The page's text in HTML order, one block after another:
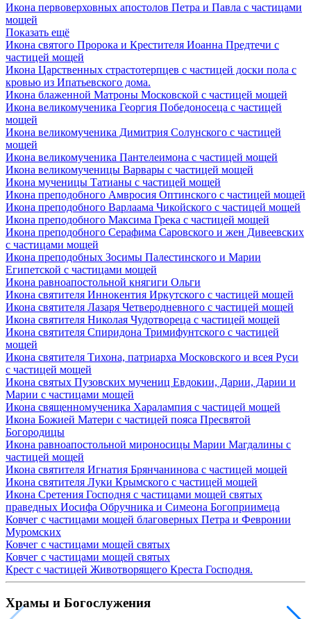
Икона первоверховных апостолов Петра и Павла с частицами
мощей
Показать ещё
Икона святого Пророка и Крестителя Иоанна Предтечи с
частицей мощей
Икона Царственных страстотерпцев с частицей доски пола с
кровью из Ипатьевского дома.
Икона блаженной Матроны Московской с частицей мощей
Икона великомученика Георгия Победоносеца с частицей
мощей
Икона великомученика Димитрия Солунского с частицей
мощей
Икона великомученика Пантелеимона с частицей мощей
Икона великомученицы Варвары с частицей мощей
Икона мученицы Татианы с частицей мощей
Икона преподобного Амвросия Оптинского с частицей мощей
Икона преподобного Варлаама Чикойского с частицей мощей
Икона преподобного Максима Грека с частицей мощей
Икона преподобного Серафима Саровского и жен Дивеевских
с частицами мощей
Икона преподобных Зосимы Палестинского и Марии
Египетской с частицами мощей
Икона равноапостольной княгиги Ольги
Икона святителя Иннокентия Иркутского с частицей мощей
Икона святителя Лазаря Четверодневного с частицей мощей
Икона святителя Николая Чудотвореца с частицей мощей
Икона святителя Спиридона Тримифунтского с частицей
мощей
Икона святителя Тихона, патриарха Московского и всея Руси
с частицей мощей
Икона святых Пузовских мучениц Евдокии, Дарии, Дарии и
Марии с частицами мощей
Икона священномученика Харалампия с частицей мощей
Икона Божией Матери с частицей пояса Пресвятой
Богородицы
Икона равноапостольной мироносицы Марии Магдалины с
частицей мощей
Икона святителя Игнатия Брянчанинова с частицей мощей
Икона святителя Луки Крымского с частицей мощей
Икона Сретения Господня с частицами мощей святых
праведных Иосифа Обручника и Симеона Богоприимеца
Ковчег с частицами мощей благоверных Петра и Февронии
Муромских
Ковчег с частицами мощей святых
Ковчег с частицами мощей святых
Крест с частицей Животворящего Креста Господня.
Храмы и Богослужения